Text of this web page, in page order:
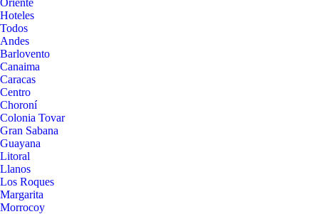
Oriente
Hoteles
Todos
Andes
Barlovento
Canaima
Caracas
Centro
Choroní
Colonia Tovar
Gran Sabana
Guayana
Litoral
Llanos
Los Roques
Margarita
Morrocoy